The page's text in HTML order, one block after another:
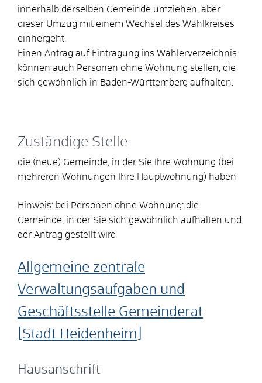
innerhalb derselben Gemeinde umziehen, aber
dieser Umzug mit einem Wechsel des Wahlkreises
einhergeht.
Einen Antrag auf Eintragung ins Wählerverzeichnis
können auch Personen ohne Wohnung stellen, die
sich gewöhnlich in Baden-Württemberg aufhalten.
Zuständige Stelle
die (neue) Gemeinde, in der Sie Ihre Wohnung (bei
mehreren Wohnungen Ihre Hauptwohnung) haben
Hinweis: bei Personen ohne Wohnung: die
Gemeinde, in der Sie sich gewöhnlich aufhalten und
der Antrag gestellt wird
Allgemeine zentrale
Verwaltungsaufgaben und
Geschäftsstelle Gemeinderat
[Stadt Heidenheim]
Hausanschrift